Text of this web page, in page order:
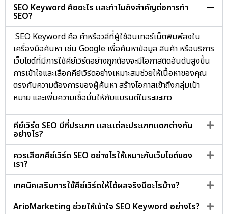
SEO Keyword คืออะไร และทำไมถึงสำคัญต่อการทำ
SEO?
SEO Keyword คือ คำหรือวลีที่ผู้ใช้อินเทอร์เน็ตพิมพ์ลงใน
เครื่องมือค้นหา เช่น Google เพื่อค้นหาข้อมูล สินค้า หรือบริการ
เว็บไซต์ที่มีการใช้คีย์เวิร์ดอย่างถูกต้องจะมีโอกาสติดอันดับสูงขึ้น
การเข้าใจและเลือกคีย์เวิร์ดอย่างเหมาะสมช่วยให้เนื้อหาของคุณ
ตรงกับความต้องการของผู้ค้นหา สร้างโอกาสเข้าถึงกลุ่มเป้า
หมาย และเพิ่มความเชื่อมั่นให้กับแบรนด์ในระยะยาว
คีย์เวิร์ด SEO มีกี่ประเภท และแต่ละประเภทแตกต่างกัน
อย่างไร?
ควรเลือกคีย์เวิร์ด SEO อย่างไรให้เหมาะกับเว็บไซต์ของ
เรา?
เทคนิคเสริมการใช้คีย์เวิร์ดให้ได้ผลจริงมีอะไรบ้าง?
ArioMarketing ช่วยให้เข้าใจ SEO Keyword อย่างไร?